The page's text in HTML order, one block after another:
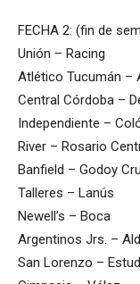
FECHA 2: (fin de
Unión – Racing
Atlético Tucumán –
Central Córdoba –
Independiente –
River – Rosario
Banfield – Godoy
Talleres – Lanús
Newell’s – Boca
Argentinos Jrs. –
San Lorenzo –